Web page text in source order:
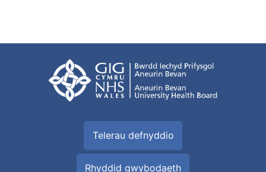
Telerau defnyddio
Rhyddid gwybodaeth